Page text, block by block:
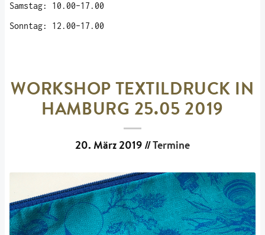
Samstag: 10.00-17.00
Sonntag: 12.00-17.00
WORKSHOP TEXTILDRUCK IN
HAMBURG 25.05 2019
20. März 2019 //Termine